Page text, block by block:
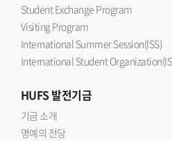
Student Exchange Program
Visiting Program
International Summer Session(ISS)
International Student
HUFS발전기금
기금 소개
명예의 전당